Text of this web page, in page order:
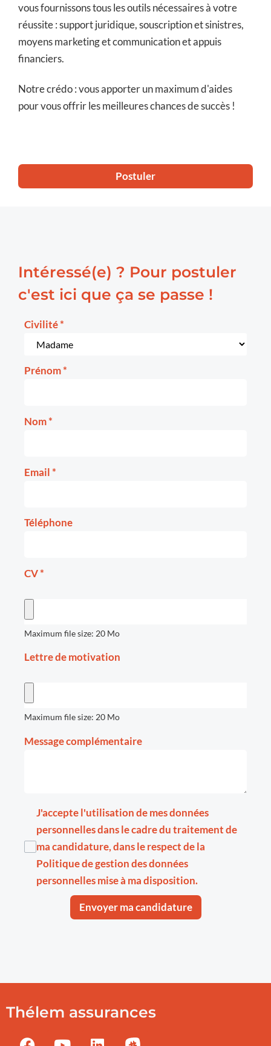
vous fournissons tous les outils nécessaires à votre
réussite : support juridique, souscription et sinistres,
moyens marketing et communication et appuis
financiers.
Notre crédo : vous apporter un maximum d'aides
pour vous offrir les meilleures chances de succès !
Postuler
Intéressé(e) ? Pour postuler
c'est ici que ça se passe !
Civilité*
Prénom*
Nom*
Email*
Téléphone
CV*
Maximum file size: 20 Mo
Lettre de motivation
Maximum file size: 20 Mo
Message complémentaire
J'accepte l'utilisation de mes données
personnelles dans le cadre du traitement de
ma candidature, dans le respect de la
Politique de gestion des données
personnellesmise à ma disposition.
Envoyer ma candidature
Thélem assurances